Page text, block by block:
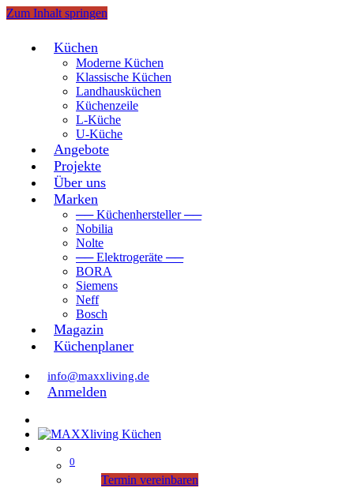
Zum Inhalt springen
Küchen
Moderne Küchen
Klassische Küchen
Landhausküchen
Küchenzeile
L-Küche
U-Küche
Angebote
Projekte
Über uns
Marken
── Küchenhersteller ──
Nobilia
Nolte
── Elektrogeräte ──
BORA
Siemens
Neff
Bosch
Magazin
Küchenplaner
info@maxxliving.de
Anmelden
0
Termin vereinbaren